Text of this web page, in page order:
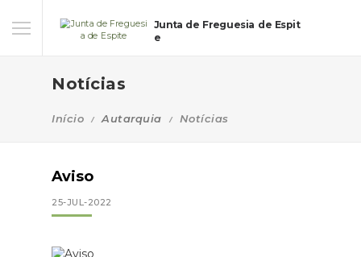
Junta de Freguesia de Espit
e
Notícias
Início Autarquia Notícias
Aviso
25-JUL-2022